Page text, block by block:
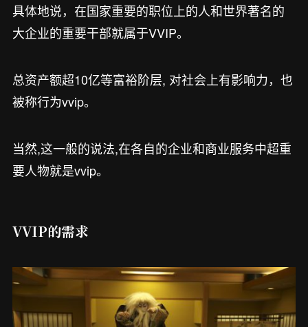
具体地说，在国家重要的职位上的人和世界著名的
大企业的重要干部就属于VVIP。
总资产额超10亿等富裕阶层, 对社会上有影响力，也
被称行为vvip。
当然,这一般的说法,在各自的企业和商业服务中超重
要人物就是vvip。
VVIP的需求